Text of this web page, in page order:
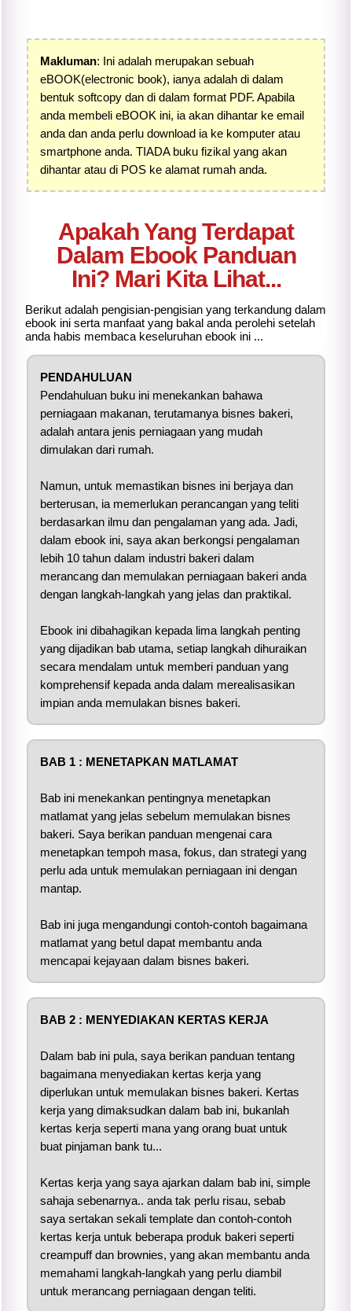
Makluman: Ini adalah merupakan sebuah
eBOOK(electronic book), ianya adalah di dalam
bentuk softcopy dan di dalam format PDF. Apabila
anda membeli eBOOK ini, ia akan dihantar ke email
anda dan anda perlu download ia ke komputer atau
smartphone anda. TIADA buku fizikal yang akan
dihantar atau di POS ke alamat rumah anda.
Apakah Yang Terdapat
Dalam Ebook Panduan
Ini? Mari Kita Lihat...
Berikut adalah pengisian-pengisian yang terkandung dalam
ebook ini serta manfaat yang bakal anda perolehi setelah
anda habis membaca keseluruhan ebook ini ...
PENDAHULUAN
Pendahuluan buku ini menekankan bahawa
perniagaan makanan, terutamanya bisnes bakeri,
adalah antara jenis perniagaan yang mudah
dimulakan dari rumah.
Namun, untuk memastikan bisnes ini berjaya dan
berterusan, ia memerlukan perancangan yang teliti
berdasarkan ilmu dan pengalaman yang ada. Jadi,
dalam ebook ini, saya akan berkongsi pengalaman
lebih 10 tahun dalam industri bakeri dalam
merancang dan memulakan perniagaan bakeri anda
dengan langkah-langkah yang jelas dan praktikal.
Ebook ini dibahagikan kepada lima langkah penting
yang dijadikan bab utama, setiap langkah dihuraikan
secara mendalam untuk memberi panduan yang
komprehensif kepada anda dalam merealisasikan
impian anda memulakan bisnes bakeri.
BAB 1 : MENETAPKAN MATLAMAT
Bab ini menekankan pentingnya menetapkan
matlamat yang jelas sebelum memulakan bisnes
bakeri. Saya berikan panduan mengenai cara
menetapkan tempoh masa, fokus, dan strategi yang
perlu ada untuk memulakan perniagaan ini dengan
mantap.
Bab ini juga mengandungi contoh-contoh bagaimana
matlamat yang betul dapat membantu anda
mencapai kejayaan dalam bisnes bakeri.
BAB 2 : MENYEDIAKAN KERTAS KERJA
Dalam bab ini pula, saya berikan panduan tentang
bagaimana menyediakan kertas kerja yang
diperlukan untuk memulakan bisnes bakeri. Kertas
kerja yang dimaksudkan dalam bab ini, bukanlah
kertas kerja seperti mana yang orang buat untuk
buat pinjaman bank tu...
Kertas kerja yang saya ajarkan dalam bab ini, simple
sahaja sebenarnya.. anda tak perlu risau, sebab
saya sertakan sekali template dan contoh-contoh
kertas kerja untuk beberapa produk bakeri seperti
creampuff dan brownies, yang akan membantu anda
memahami langkah-langkah yang perlu diambil
untuk merancang perniagaan dengan teliti.